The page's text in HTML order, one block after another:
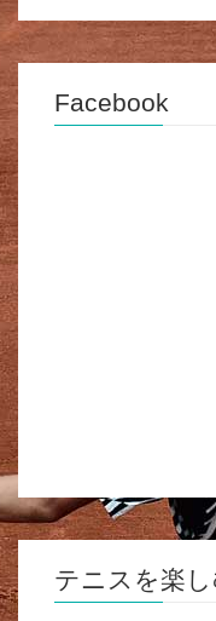
Facebook
テニスを楽